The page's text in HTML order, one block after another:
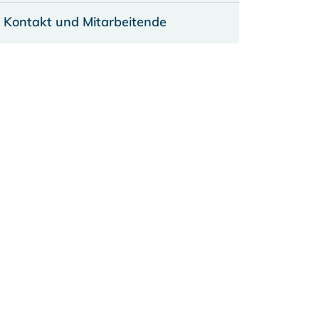
Kontakt und Mitarbeitende